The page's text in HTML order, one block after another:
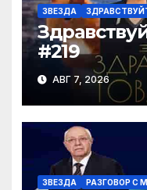
ЗВЕЗДА
#219
АВГ 7, 2026
ЗВЕЗДА РАЗГОВОР С